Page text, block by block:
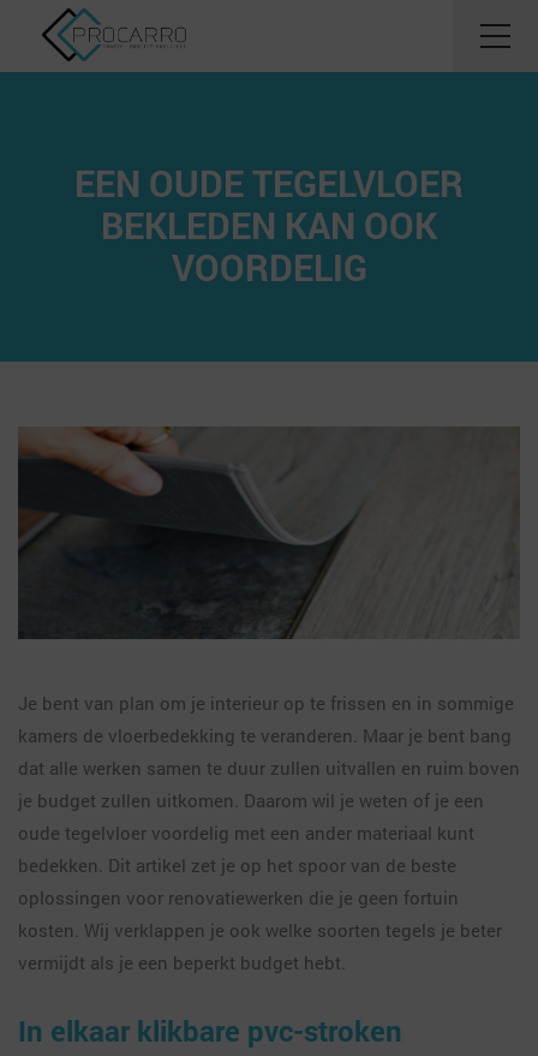
EEN OUDE TEGELVLOER
BEKLEDEN KAN OOK
VOORDELIG
Je bent van plan om je interieur op te frissen en in sommige
kamers de vloerbedekking te veranderen. Maar je bent bang
dat alle werken samen te duur zullen uitvallen en ruim boven
je budget zullen uitkomen. Daarom wil je weten of je een
oude tegelvloer voordelig met een ander materiaal kunt
bedekken. Dit artikel zet je op het spoor van de beste
oplossingen voor renovatiewerken die je geen fortuin
kosten. Wij verklappen je ook welke soorten tegels je beter
vermijdt als je een beperkt budget hebt.
In elkaar klikbare pvc-stroken